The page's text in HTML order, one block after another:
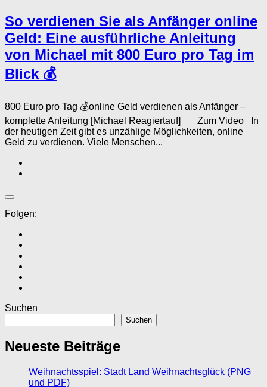
So verdienen Sie als Anfänger online
Geld: Eine ausführliche Anleitung
von Michael mit 800 Euro pro Tag im
Blick 💰
800 Euro pro Tag 💰online Geld verdienen als Anfänger –
komplette Anleitung [Michael Reagiertauf] Zum Video In
der heutigen Zeit gibt es unzählige Möglichkeiten, online
Geld zu verdienen. Viele Menschen...
Folgen:
Suchen
Suchen
Neueste Beiträge
Weihnachtsspiel: Stadt Land Weihnachtsglück (PNG
und PDF)